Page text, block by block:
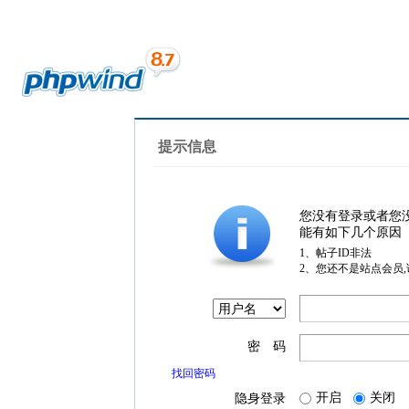
提示信息
您没有登录或者您
能有如下几个原因
1、帖子ID非法
2、您还不是站点会员
密 码
找回密码
隐身登录 开启 关闭